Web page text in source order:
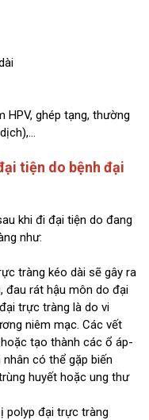
ghép tạng, thường
tiện do bệnh đại
khi đi đại tiện do đang
như:
tràng kéo dài sẽ gây ra
đau rát hậu môn do đại
trực tràng là do vi
niêm mạc. Các vết
tạo thành các ổ áp-
có thể gặp biến
huyết hoặc ung thư
polyp đại trực tràng